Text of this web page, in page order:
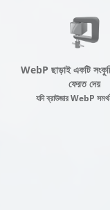
WebP ছাড়াই একটি
ফেরত দেয়
যদি ব্রাউজার WebP